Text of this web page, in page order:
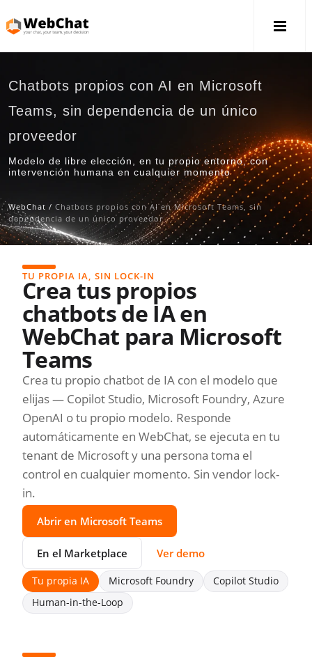
Chatbots propios con AI en Microsoft
Teams, sin dependencia de un único
proveedor
Modelo de libre elección, en tu propio entorno, con
intervención humana en cualquier momento
WebChat / Chatbots propios con AI en Microsoft Teams, sin
dependencia de un único proveedor
TU PROPIA IA, SIN LOCK-IN
Crea tus propios
chatbots de IA en
WebChat para Microsoft
Teams
Crea tu propio chatbot de IA con el modelo que
elijas — Copilot Studio, Microsoft Foundry, Azure
OpenAI o tu propio modelo. Responde
automáticamente en WebChat, se ejecuta en tu
tenant de Microsoft y una persona toma el
control en cualquier momento. Sin vendor lock-
in.
Abrir en Microsoft Teams
En el Marketplace Ver demo
Tu propia IA Microsoft Foundry
Copilot Studio
Human-in-the-Loop